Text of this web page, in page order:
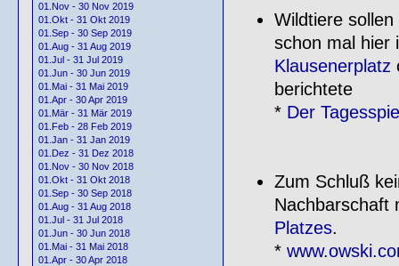
01.Nov - 30 Nov 2019
01.Okt - 31 Okt 2019
01.Sep - 30 Sep 2019
01.Aug - 31 Aug 2019
01.Jul - 31 Jul 2019
01.Jun - 30 Jun 2019
01.Mai - 31 Mai 2019
01.Apr - 30 Apr 2019
01.Mär - 31 Mär 2019
01.Feb - 28 Feb 2019
01.Jan - 31 Jan 2019
01.Dez - 31 Dez 2018
01.Nov - 30 Nov 2018
01.Okt - 31 Okt 2018
01.Sep - 30 Sep 2018
01.Aug - 31 Aug 2018
01.Jul - 31 Jul 2018
01.Jun - 30 Jun 2018
01.Mai - 31 Mai 2018
01.Apr - 30 Apr 2018
Wildtiere
schon mal hier
Klausenerplatz
berichtete
* Der
Zum Schluß
Nachbarschaft
Platzes.
*